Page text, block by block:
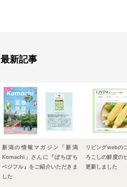
最新記事
新潟の情報マガジン「新潟
Komachi」さんに『ぽちぽち
ベジフル』をご紹介いただきま
した
リビングwebの
ろこしの鮮度の
更新しました